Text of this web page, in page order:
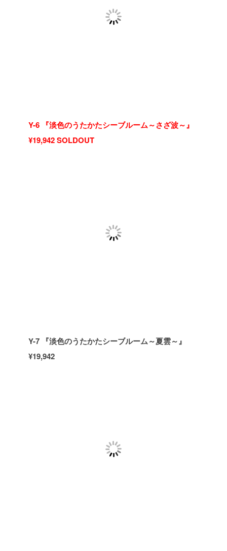
Y-6 『淡色のうたかたシーブルーム～さざ波～』
¥19,942 SOLDOUT
Y-7 『淡色のうたかたシーブルーム～夏雲～』
¥19,942